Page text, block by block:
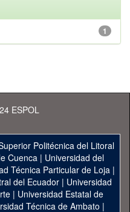
1
ESPOL
Politécnica del Litoral
Cuenca| Universidad del
Técnica Particular de Loja|
del Ecuador| Universidad
| Universidad Estatal de
Técnica de Ambato |